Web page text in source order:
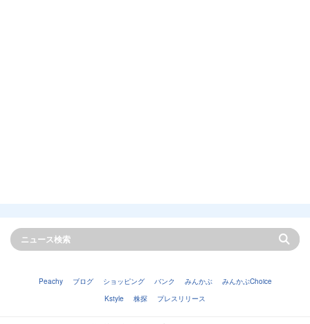
Peachy ブログ ショッピング バンク みんかぶ
みんかぶChoice
Kstyle
株探 プレスリリース